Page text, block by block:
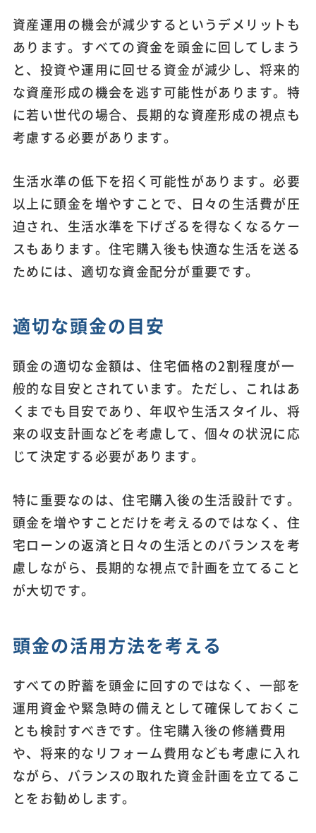
資産運用の機会が減少するというデメリットも
あります。すべての資金を頭金に回してしまう
と、投資や運用に回せる資金が減少し、将来的
な資産形成の機会を逃す可能性があります。特
に若い世代の場合、長期的な資産形成の視点も
考慮する必要があります。
生活水準の低下を招く可能性があります。必要
以上に頭金を増やすことで、日々の生活費が圧
迫され、生活水準を下げざるを得なくなるケー
スもあります。住宅購入後も快適な生活を送る
ためには、適切な資金配分が重要です。
適切な頭金の目安
頭金の適切な金額は、住宅価格の2割程度が一
般的な目安とされています。ただし、これはあ
くまでも目安であり、年収や生活スタイル、将
来の収支計画などを考慮して、個々の状況に応
じて決定する必要があります。
特に重要なのは、住宅購入後の生活設計です。
頭金を増やすことだけを考えるのではなく、住
宅ローンの返済と日々の生活とのバランスを考
慮しながら、長期的な視点で計画を立てること
が大切です。
頭金の活用方法を考える
すべての貯蓄を頭金に回すのではなく、一部を
運用資金や緊急時の備えとして確保しておくこ
とも検討すべきです。住宅購入後の修繕費用
や、将来的なリフォーム費用なども考慮に入れ
ながら、バランスの取れた資金計画を立てるこ
とをお勧めします。